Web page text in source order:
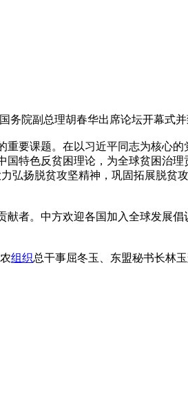
务院副总理胡春华出席论坛开幕式并
要课题。在以习近平同志为核心
特色反贫困理论，为全球贫困治
弘扬脱贫攻坚精神，巩固拓展脱贫
者。中方欢迎各国加入全球发展
组织总干事屈冬玉、东盟秘书长林